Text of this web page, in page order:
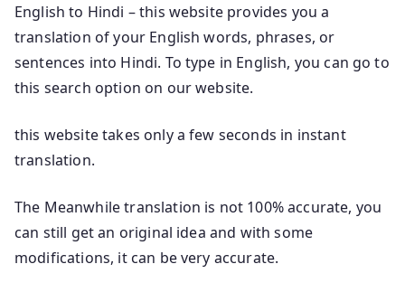
English to Hindi – this website provides you a
translation of your English words, phrases, or
sentences into Hindi. To type in English, you can go to
this search option on our website.
this website takes only a few seconds in instant
translation.
The Meanwhile translation is not 100% accurate, you
can still get an original idea and with some
modifications, it can be very accurate.